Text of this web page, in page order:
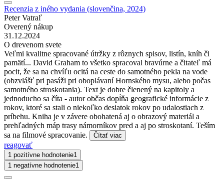
Recenzia z iného vydania (slovenčina, 2024)
Peter Vatraľ
Overený nákup
31.12.2024
O drevenom svete
Veľmi kvalitne spracované útržky z rôznych spisov, listín, kníh či
pamätí... David Graham to všetko spracoval bravúrne a čitateľ má
pocit, že sa na chvíľu ocitá na ceste do samotného pekla na vode
(obzvlášť pri pasáži pri oboplávaní Hornského mysu, alebo počas
samotného stroskotania). Text je dobre členený na kapitoly a
jednoducho sa číta - autor občas dopĺňa geografické informácie z
rokov, ktoré sa stali o niekoľko desiatok rokov po udalostiach z
príbehu. Kniha je v závere obohatená aj o obrazový materiál a
prehľadných máp trasy námorníkov pred a aj po stroskotaní. Teším
sa na filmové spracovanie.
Čítať viac
reagovať
1 pozitívne hodnotenie1
1 negatívne hodnotenie1